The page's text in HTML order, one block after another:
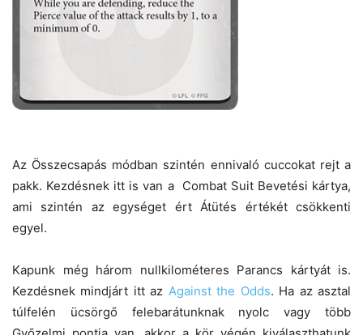
Az Összecsapás módban szintén ennivaló cuccokat rejt a
pakk. Kezdésnek itt is van a Combat Suit Bevetési kártya,
ami szintén az egységet ért Átütés értékét csökkenti
egyel.
Kapunk még három nullkilométeres Parancs kártyát is.
Kezdésnek mindjárt itt az Against the Odds. Ha az asztal
túlfelén ücsörgő felebarátunknak nyolc vagy több